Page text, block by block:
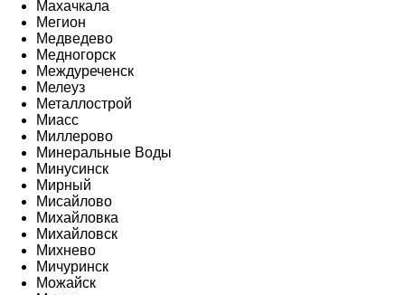
Махачкала
Мегион
Медведево
Медногорск
Междуреченск
Мелеуз
Металлострой
Миасс
Миллерово
Минеральные Воды
Минусинск
Мирный
Мисайлово
Михайловка
Михайловск
Михнево
Мичуринск
Можайск